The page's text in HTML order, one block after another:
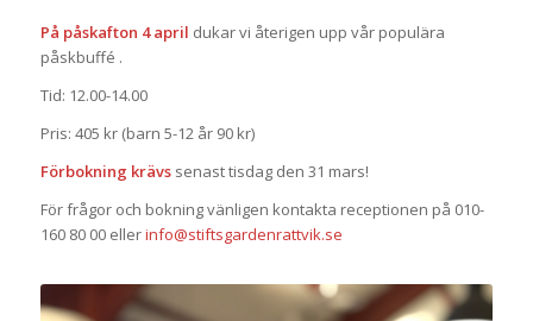
På påskafton 4 april dukar vi återigen upp vår populära
påskbuffé .
Tid: 12.00-14.00
Pris: 405 kr (barn 5-12 år 90 kr)
Förbokning krävssenast tisdag den 31 mars!
För frågor och bokning vänligen kontakta receptionen på 010-
160 80 00 ellerinfo@stiftsgardenrattvik.se